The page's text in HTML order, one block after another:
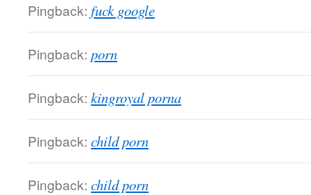
Pingback: fuck google
Pingback: porn
Pingback: kingroyal porna
Pingback: child porn
Pingback: child porn